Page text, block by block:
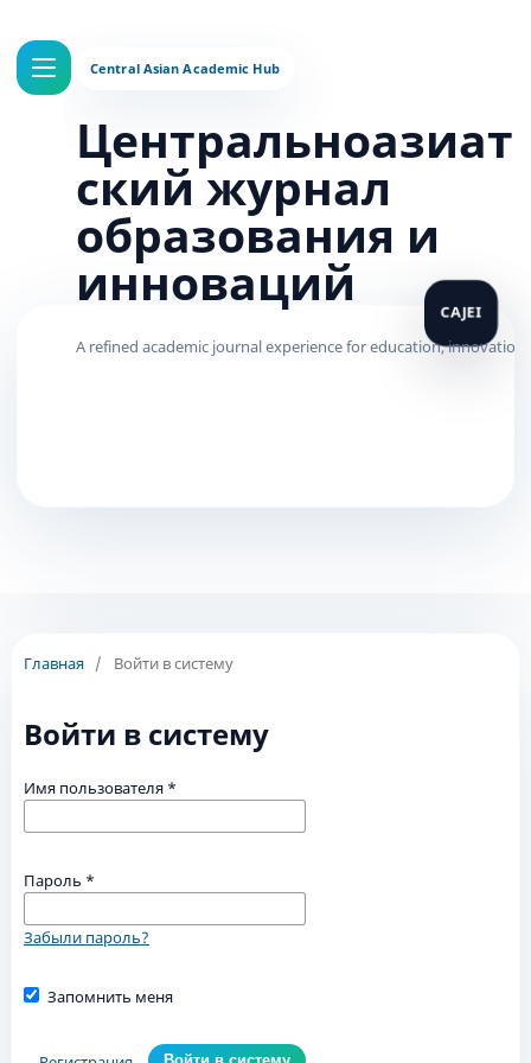
Центральноазиат
ский журнал
образования и
инноваций
Главная / Войти в систему
Войти в систему
Имя пользователя *
Пароль *
Забыли пароль?
Запомнить меня